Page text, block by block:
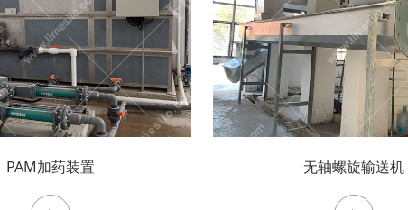
PAM加药装置 无轴螺旋输送机